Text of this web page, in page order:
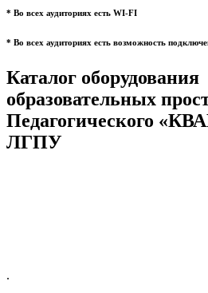
* Во всех аудиториях есть WI-FI
* Во всех аудиториях есть возможность
Каталог оборудования
образовательных
Педагогического
ЛГПУ
.